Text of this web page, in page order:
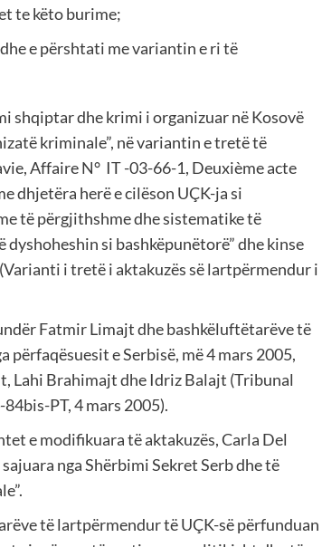
te këto burime;
e përshtati me variantin e ri të
shqiptar dhe krimi i organizuar në Kosovë
kriminale”, në variantin e tretë të
Affaire N° IT -03-66-1, Deuxième acte
dhjetëra herë e cilëson UÇK-ja si
të përgjithshme dhe sistematike të
si bashkëpunëtorë” dhe kinse
i tretë i aktakuzës së lartpërmendur i
Fatmir Limajt dhe bashkëluftëtarëve të
e Serbisë, më 4 mars 2005,
Lahi Brahimajt dhe Idriz Balajt (Tribunal
PT, 4 mars 2005).
e modifikuara të aktakuzës, Carla Del
nga Shërbimi Sekret Serb dhe të
të lartpërmendur të UÇK-së përfunduan